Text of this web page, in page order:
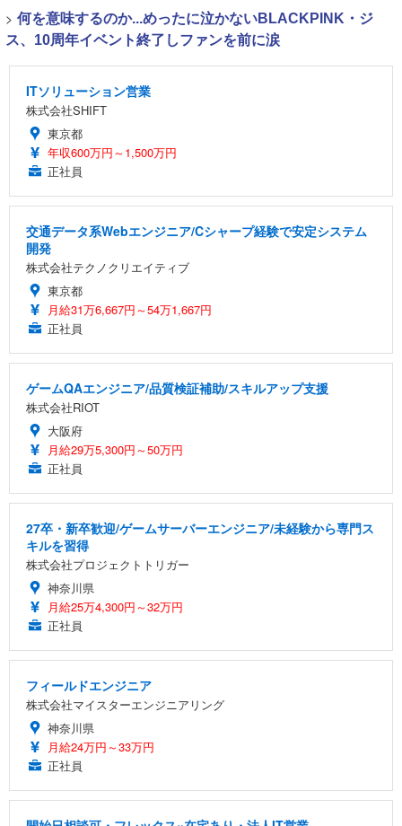
> 何を意味するのか...めったに泣かないBLACKPINK・ジ
ス、10周年イベント終了しファンを前に涙
ITソリューション営業
株式会社SHIFT
東京都
年収600万円～1,500万円
正社員
交通データ系Webエンジニア/Cシャープ経験で安定システム
開発
株式会社テクノクリエイティブ
東京都
月給31万6,667円～54万1,667円
正社員
ゲームQAエンジニア/品質検証補助/スキルアップ支援
株式会社RIOT
大阪府
月給29万5,300円～50万円
正社員
27卒・新卒歓迎/ゲームサーバーエンジニア/未経験から専門ス
キルを習得
株式会社プロジェクトトリガー
神奈川県
月給25万4,300円～32万円
正社員
フィールドエンジニア
株式会社マイスターエンジニアリング
神奈川県
月給24万円～33万円
正社員